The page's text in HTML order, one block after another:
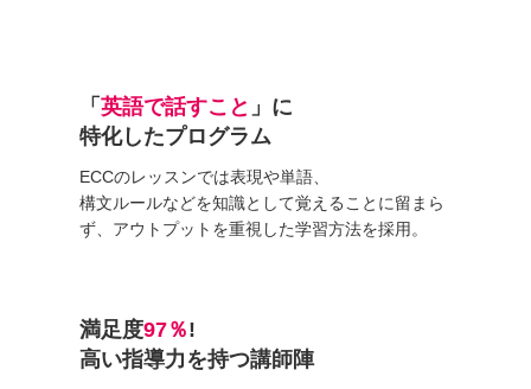
「英語で話すこと 」に
特化したプログラム
ECCのレッスンでは表現や単語、
構文ルールなどを知識として覚えることに留まら
ず、アウトプットを重視した学習方法を採用。
満足度97％!
高い指導力を持つ講師陣